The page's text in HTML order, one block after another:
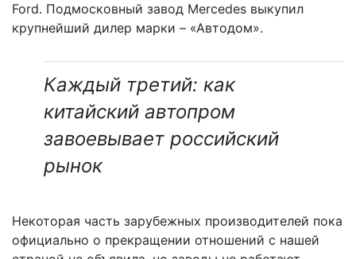
Ford. Подмосковный завод Mercedes выкупил
крупнейший дилер марки – «Автодом».
Каждый третий: как
китайский автопром
завоевывает российский
рынок
Некоторая часть зарубежных производителей пока
официально о прекращении отношений с нашей